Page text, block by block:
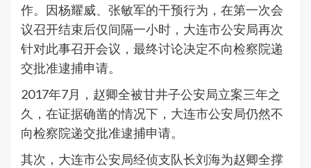
作。因杨耀威、张敏军的干预行为，在第一次会
议召开结束后仅间隔一小时，大连市公安局再次
针对此事召开会议，最终讨论决定不向检察院递
交批准逮捕申请。
2017年7月，赵卿全被甘井子公安局立案三年之
久，在证据确凿的情况下，大连市公安局仍然不
向检察院递交批准逮捕申请。
其次，大连市公安局经侦支队长刘海为赵卿全撑